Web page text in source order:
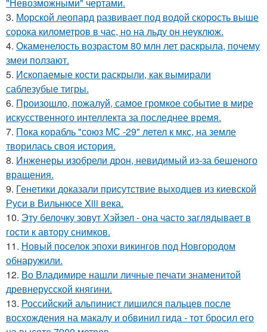
3. Морской леопард развивает под водой скорость выше
сорока километров в час, но на льду он неуклюж.
4. Окаменелость возрастом 80 млн лет раскрыла, почему
змеи ползают.
5. Ископаемые кости раскрыли, как вымирали
саблезубые тигры.
6. Произошло, пожалуй, самое громкое событие в мире
искусственного интеллекта за последнее время.
7. Пока корабль "союз МС -29" летел к мкс, на земле
творилась своя история.
8. Инженеры изобрели дрон, невидимый из-за бешеного
вращения.
9. Генетики доказали присутствие выходцев из киевской
Руси в Вильнюсе Xiii века.
10. Эту белочку зовут Хэйзел - она часто заглядывает в
гости к автору снимков.
11. Новый поселок эпохи викингов под Новгородом
обнаружили.
12. Во Владимире нашли личные печати знаменитой
древнерусской княгини.
13. Российский альпинист лишился пальцев после
восхождения на макалу и обвинил гида - тот бросил его